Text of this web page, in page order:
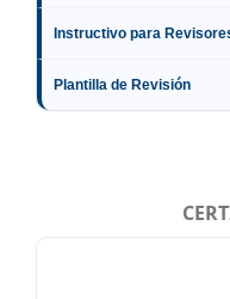
Instructivo para
Plantilla de Revisión